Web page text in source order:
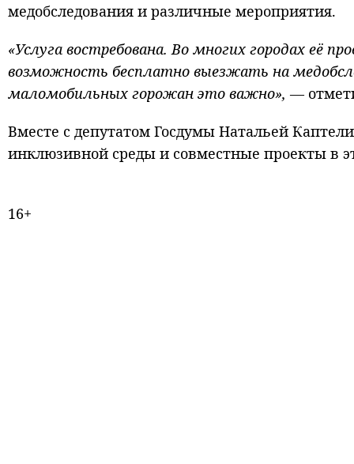
медобследования и различные мероприятия.
«Услуга востребована. Во многих городах её
возможность бесплатно выезжать на
маломобильных горожан это важно», —
Вместе с депутатом Госдумы Натальей
инклюзивной среды и совместные проекты в
16+